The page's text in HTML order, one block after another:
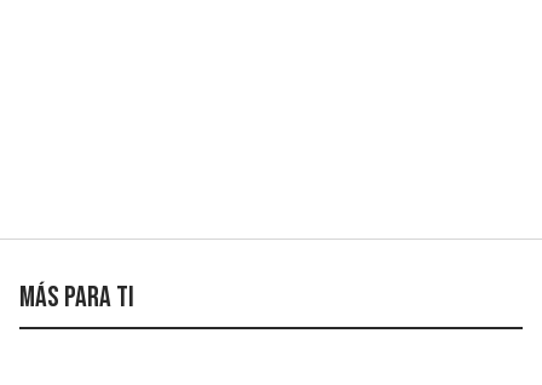
Más para ti